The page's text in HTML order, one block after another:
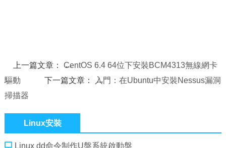
上一篇文章：CentOS 6.4 64位下安裝BCM4313無線網卡
驅動
下一篇文章：
入門：在Ubuntu中安裝Nessus漏洞
掃描器
Linux安裝
Linux dd命令制作U盤系統啟動盤